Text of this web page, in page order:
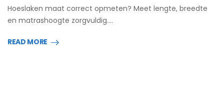
Hoeslaken maat correct opmeten? Meet lengte, breedte
en matrashoogte zorgvuldig.…
READ MORE